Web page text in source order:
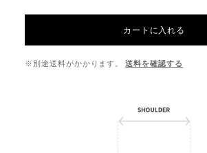
カートに入れる
※別途送料がかかります。 送料を確認する